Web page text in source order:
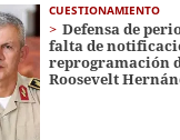
CUESTIONAMIENTO
Defensa de
falta de
reprogramación
Roosevelt